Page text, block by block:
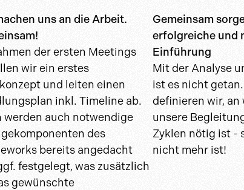
uns an die Arbeit.
der ersten Meetings
wir ein erstes
und leiten einen
inkl. Timeline ab.
werden auch notwendige
des
bereits angedacht
festgelegt, was zusätzlich
gewünschte
Gemeinsam
erfolgreiche und
Einführung
Mit der Analyse
ist es nicht
definieren wir, an
unsere
Zyklen nötig ist -
nicht mehr ist!